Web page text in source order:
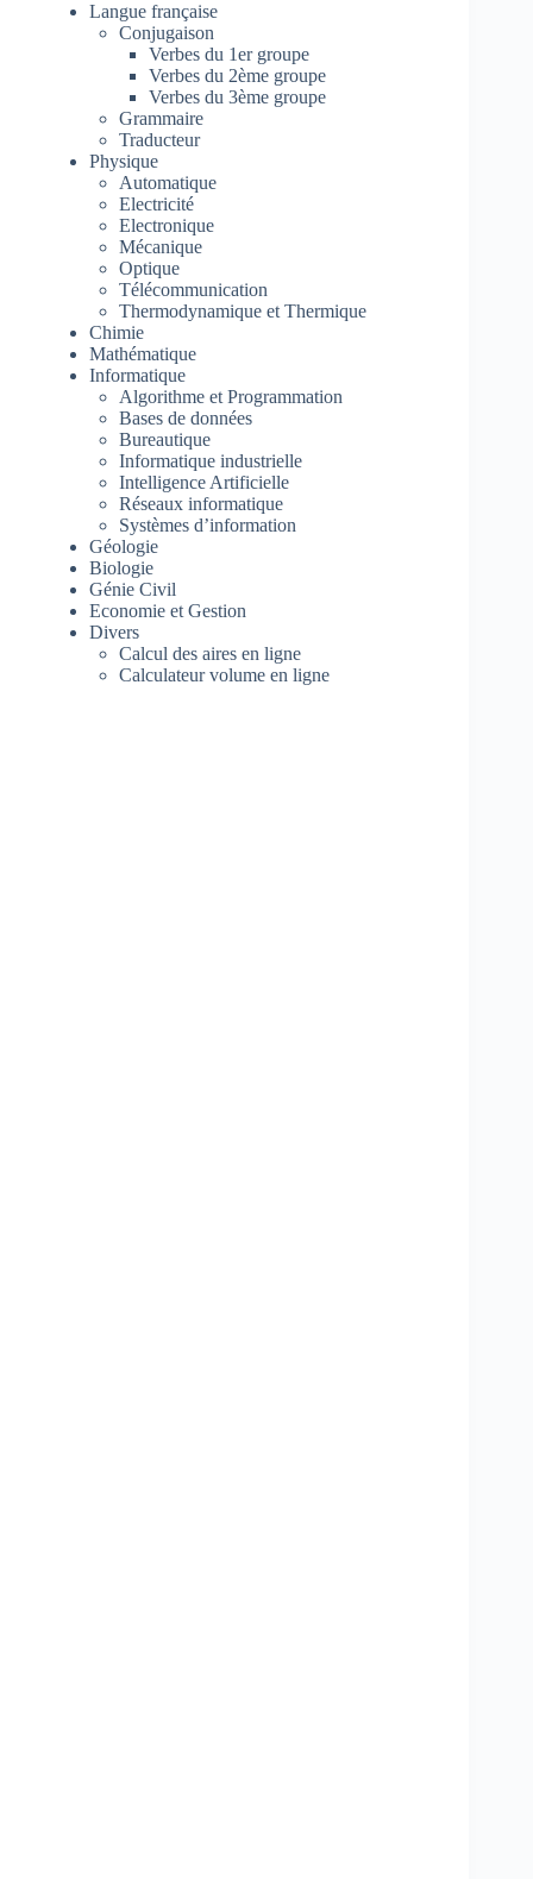
Langue française
Conjugaison
Verbes du 1er groupe
Verbes du 2ème groupe
Verbes du 3ème groupe
Grammaire
Traducteur
Physique
Automatique
Electricité
Electronique
Mécanique
Optique
Télécommunication
Thermodynamique et Thermique
Chimie
Mathématique
Informatique
Algorithme et Programmation
Bases de données
Bureautique
Informatique industrielle
Intelligence Artificielle
Réseaux informatique
Systèmes d’information
Géologie
Biologie
Génie Civil
Economie et Gestion
Divers
Calcul des aires en ligne
Calculateur volume en ligne